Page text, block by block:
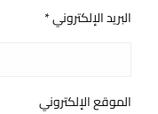
البريد الإلكتروني*
الموقع الإلكتروني